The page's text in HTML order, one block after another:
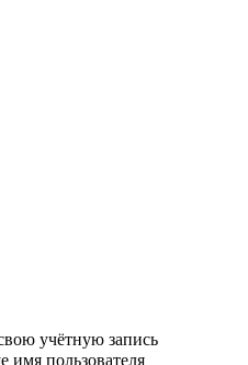
учётную запись
имя пользователя